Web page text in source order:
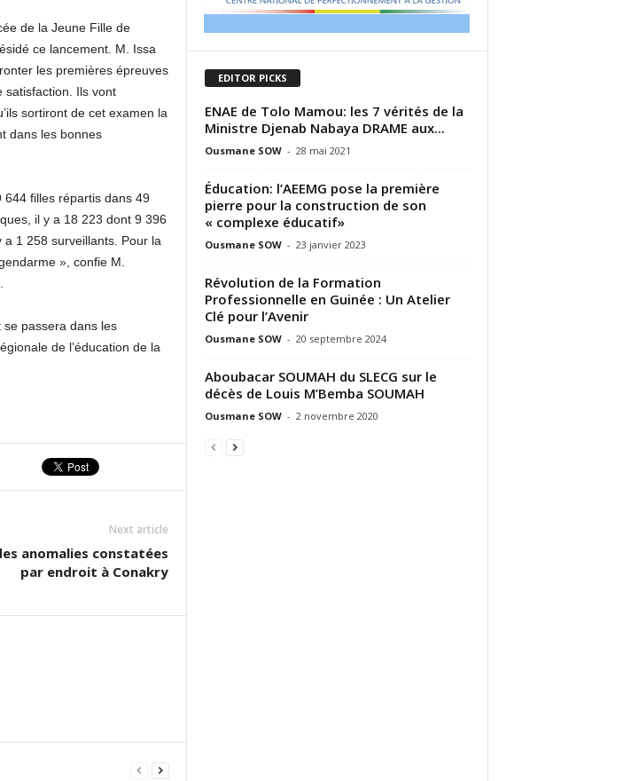
de la Jeune Fille de
ce lancement. M. Issa
les premières épreuves
satisfaction. Ils vont
sortiront de cet examen la
dans les bonnes
filles répartis dans 49
il y a 18 223 dont 9 396
1 258 surveillants. Pour la
», confie M.
passera dans les
de l’éducation de la
Next article
anomalies constatées
par endroit à Conakry
EDITOR PICKS
ENAE de Tolo Mamou: les 7 vérités de la
Ministre Djenab Nabaya DRAME aux...
Ousmane SOW - 28 mai 2021
Éducation: l’AEEMG pose la première
pierre pour la construction de son
« complexe éducatif»
Ousmane SOW - 23 janvier 2023
Révolution de la Formation
Professionnelle en Guinée : Un Atelier
Clé pour l’Avenir
Ousmane SOW - 20 septembre 2024
Aboubacar SOUMAH du SLECG sur le
décès de Louis M’Bemba SOUMAH
Ousmane SOW - 2 novembre 2020